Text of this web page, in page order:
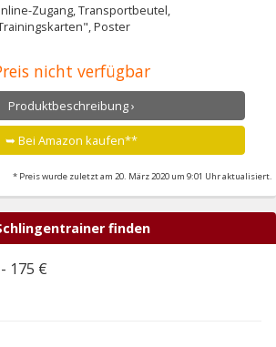
Zugang, Transportbeutel,
Poster
nicht verfügbar
Produktbeschreibung ›
➥ Bei Amazon kaufen**
* Preis wurde zuletzt am 20. März 2020 um 9:01 Uhr aktualisiert.
finden
- 175 €